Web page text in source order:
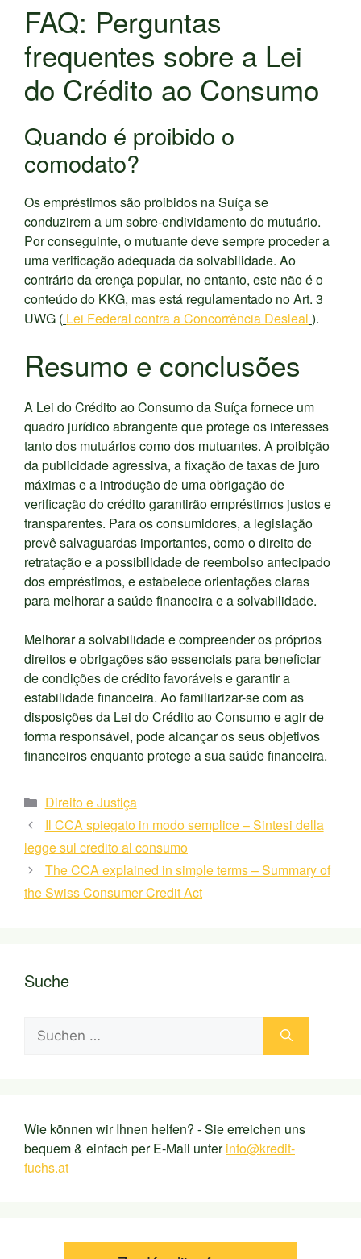
FAQ: Perguntas
frequentes sobre a Lei
do Crédito ao Consumo
Quando é proibido o
comodato?
Os empréstimos são proibidos na Suíça se
conduzirem a um sobre-endividamento do mutuário.
Por conseguinte, o mutuante deve sempre proceder a
uma verificação adequada da solvabilidade. Ao
contrário da crença popular, no entanto, este não é o
conteúdo do KKG, mas está regulamentado no Art. 3
UWG ( Lei Federal contra a Concorrência Desleal ).
Resumo e conclusões
A Lei do Crédito ao Consumo da Suíça fornece um
quadro jurídico abrangente que protege os interesses
tanto dos mutuários como dos mutuantes. A proibição
da publicidade agressiva, a fixação de taxas de juro
máximas e a introdução de uma obrigação de
verificação do crédito garantirão empréstimos justos e
transparentes. Para os consumidores, a legislação
prevê salvaguardas importantes, como o direito de
retratação e a possibilidade de reembolso antecipado
dos empréstimos, e estabelece orientações claras
para melhorar a saúde financeira e a solvabilidade.
Melhorar a solvabilidade e compreender os próprios
direitos e obrigações são essenciais para beneficiar
de condições de crédito favoráveis e garantir a
estabilidade financeira. Ao familiarizar-se com as
disposições da Lei do Crédito ao Consumo e agir de
forma responsável, pode alcançar os seus objetivos
financeiros enquanto protege a sua saúde financeira.
Kategorien
Direito e Justiça
Il CCA spiegato in modo semplice – Sintesi della
legge sul credito al consumo
The CCA explained in simple terms – Summary of
the Swiss Consumer Credit Act
Suche
Suchen
nach:
Wie können wir Ihnen helfen? - Sie erreichen uns
bequem & einfach per E-Mail unterinfo@kredit-
fuchs.at